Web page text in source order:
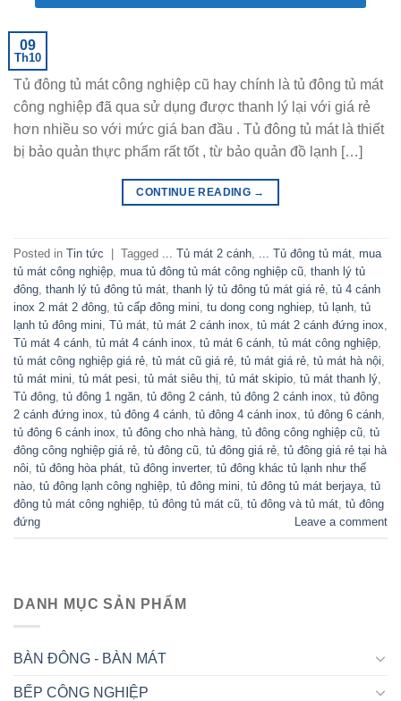
09
Th10
Tủ đông tủ mát công nghiệp cũ hay chính là tủ đông tủ mát
công nghiệp đã qua sử dụng được thanh lý lại với giá rẻ
hơn nhiều so với mức giá ban đầu . Tủ đông tủ mát là thiết
bị bảo quản thực phẩm rất tốt , từ bảo quản đồ lạnh […]
CONTINUE READING →
Posted in Tin tức | Tagged ... Tủ mát 2 cánh ... Tủ đông tủ mát mua
tủ mát công nghiệp mua tủ đông tủ mát công nghiệp cũ thanh lý tủ
đông thanh lý tủ đông tủ mát thanh lý tủ đông tủ mát giá rẻ tủ 4 cánh
inox 2 mát 2 đông tủ cấp đông mini tu dong cong nghiep tủ lạnh tủ
lạnh tủ đông mini Tủ mát tủ mát 2 cánh inox tủ mát 2 cánh đứng inox
Tủ mát 4 cánh tủ mát 4 cánh inox tủ mát 6 cánh tủ mát công nghiệp
tủ mát công nghiệp giá rẻ tủ mát cũ giá rẻ tủ mát giá rẻ tủ mát hà nội
tủ mát mini tủ mát pesi tủ mát siêu thị tủ mát skipio tủ mát thanh lý
Tủ đông tủ đông 1 ngăn tủ đông 2 cánh tủ đông 2 cánh inox tủ đông
2 cánh đứng inox tủ đông 4 cánh tủ đông 4 cánh inox tủ đông 6 cánh
tủ đông 6 cánh inox tủ đông cho nhà hàng tủ đông công nghiệp cũ tủ
đông công nghiệp giá rẻ tủ đông cũ tủ đông giá rẻ tủ đông giá rẻ tại hà
nôi tủ đông hòa phát tủ đông inverter, tủ đông khác tủ lạnh như thế
nào tủ đông lạnh công nghiệp tủ đông mini tủ đông tủ mát berjaya tủ
đông tủ mát công nghiệp tủ đông tủ mát cũ tủ đông và tủ mát tủ đông
đứng
Leave a comment
DANH MỤC SẢN PHẨM
BÀN ĐÔNG - BÀN MÁT
BẾP CÔNG NGHIỆP